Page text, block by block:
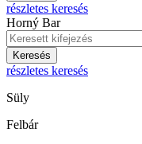
részletes keresés
Horný Bar
Keresés
részletes keresés
Süly
Felbár